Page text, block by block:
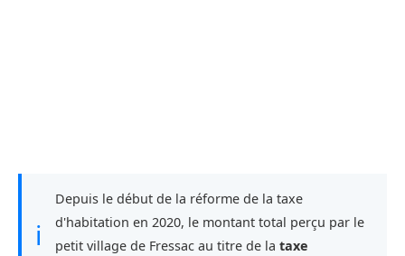
ℹ
Depuis le début de la réforme de la taxe
d'habitation en 2020, le montant total perçu par le
petit village de Fressac au titre de la taxe